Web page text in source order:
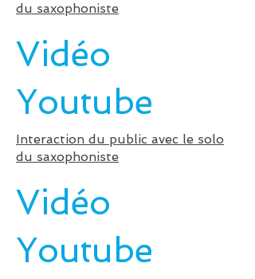
du saxophoniste
Vidéo
Youtube
Interaction du public avec le solo
du saxophoniste
Vidéo
Youtube